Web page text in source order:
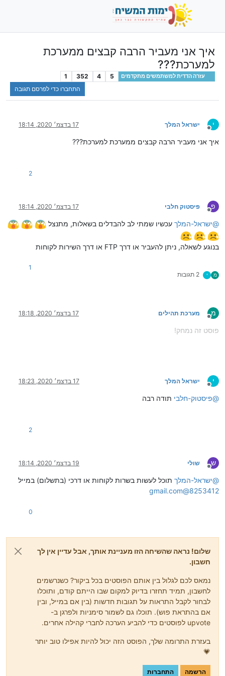
איך אני מעביר הרבה קבצים ממערכת
למערכת???
עזרה הדדית למשתמשים מתקדמים 5
4
352
1
התחברו כדי לפרסם תגובה
י
מנותק
ישראל המלך 17 בדצמ׳ 2020, 18:14
איך אני מעביר הרבה קבצים ממערכת למערכת???
2
פ
מנותק
פיסטוק חלבי 17 בדצמ׳ 2020, 18:14
@ישראל-המלך עכשיו שמתי לב להבדלים בשאלות, מתנצל
בנוגע לשאלה, ניתן להעביר או דרך FTP או דרך השירות לקוחות
מ י 2 תגובות
1
מ
מנותק
מערכת תהילים 17 בדצמ׳ 2020, 18:18
פוסט זה נמחק!
י
מנותק
ישראל המלך 17 בדצמ׳ 2020, 18:23
@פיסטוק-חלבי תודה רבה
2
ש
מנותק
שולי 19 בדצמ׳ 2020, 18:14
@ישראל-המלך תוכל לעשות בשרות לקוחות או דרכי (בתשלום) במייל
8253412@gmail.com
0
שלום! נראה שהשיחה הזו מעניינת אותך, אבל עדיין אין לך
חשבון.
נמאס לכם לגלול בין אותם הפוסטים בכל ביקור? כשנרשמים
לחשבון, תמיד תחזרו בדיוק למקום שבו הייתם קודם, ותוכלו
לבחור לקבל התראות על תגובות חדשות (בין אם במייל, ובין
אם בהתראת פוש). תוכלו גם לשמור סימניות ולפרגן ב-
upvote לפוסטים כדי להביע הערכה לחברי קהילה אחרים.
בעזרת התרומה שלך, הפוסט הזה יכול להיות אפילו טוב יותר
💗
הרשמה התחברות